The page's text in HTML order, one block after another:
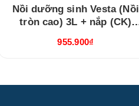
Nồi dưỡng sinh Vesta (Nồi
tròn cao) 3L + nắp (CK)
(660328506)
955.900₫